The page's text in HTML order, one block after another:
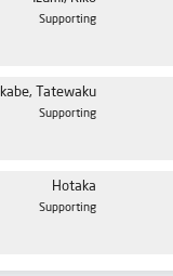
Supporting
Tatewaku
Supporting
Hotaka
Supporting